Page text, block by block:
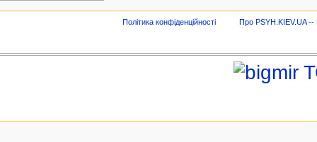
Політика конфіденційності Про PSYH.KIEV.UA --